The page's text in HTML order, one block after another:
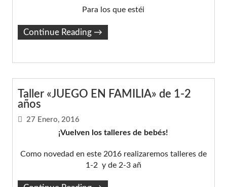
Para los que estéi
Continue Reading →
Taller «JUEGO EN FAMILIA» de 1-2
años
27 Enero, 2016
¡Vuelven los talleres de bebés!
Como novedad en este 2016 realizaremos talleres de
1-2 y de 2-3 añ